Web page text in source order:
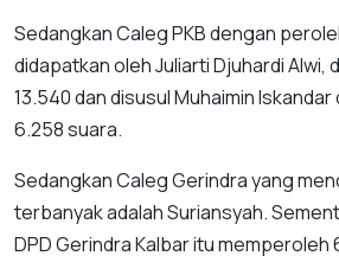
Sedangkan Caleg PKB dengan
didapatkan oleh Juliarti Djuhardi Alwi,
13.540 dan disusul Muhaimin
6.258 suara.
Sedangkan Caleg Gerindra yang
terbanyak adalah Suriansyah.
DPD Gerindra Kalbar itu memperoleh